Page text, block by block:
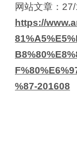
网站文章：
https://
%87-201608